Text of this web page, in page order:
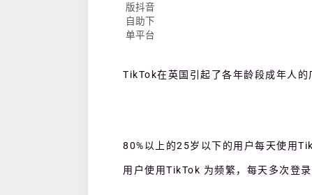
TikTok在英国引起了各年龄段成年人的
80%以上 的25岁以下的用户每天使用
用户使用TikTok 为频繁，每天多次登录